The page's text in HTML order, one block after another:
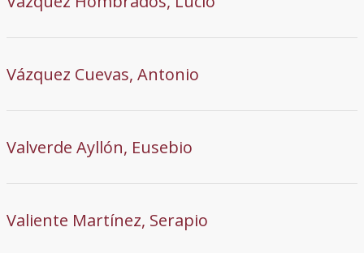
Vázquez Cuevas, Antonio
Valverde Ayllón, Eusebio
Valiente Martínez, Serapio